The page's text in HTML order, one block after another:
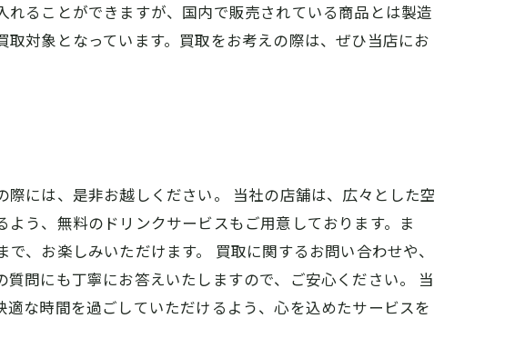
ることができますが、国内で販売されている商品とは製造
対象となっています。買取をお考えの際は、ぜひ当店にお
には、是非お越しください。 当社の店舗は、広々とした空
う、無料のドリンクサービスもご用意しております。ま
、お楽しみいただけます。 買取に関するお問い合わせや、
問にも丁寧にお答えいたしますので、ご安心ください。 当
な時間を過ごしていただけるよう、心を込めたサービスを